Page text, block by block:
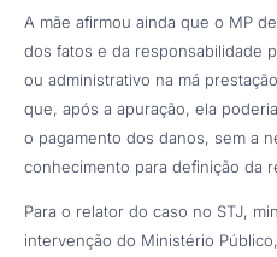
A mãe afirmou ainda que o MP
dos fatos e da responsabilidade
ou administrativo na má
que, após a apuração, ela
o pagamento dos danos, sem a
conhecimento para definição da
Para o relator do caso no STJ,
intervenção do Ministério